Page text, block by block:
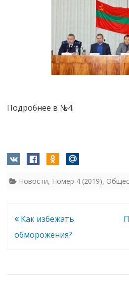
Подробнее в №4.
Новости, Номер 4 (2019),
Навигация
по
Как избежать
обморожения?